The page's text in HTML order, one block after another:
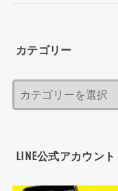
カテゴリー
LINE公式アカウント